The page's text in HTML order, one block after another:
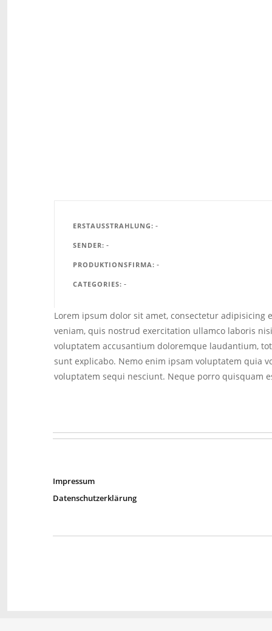
ERSTAUSSTRAHLUNG -
SENDER -
PRODUKTIONSFIRMA -
CATEGORIES -
Lorem ipsum dolor sit amet, consectetur
veniam, quis nostrud exercitation ullamco laboris
voluptatem accusantium doloremque laudantium,
sunt explicabo. Nemo enim ipsam voluptatem quia
voluptatem sequi nesciunt. Neque porro quisquam
Impressum
Datenschutzerklärung